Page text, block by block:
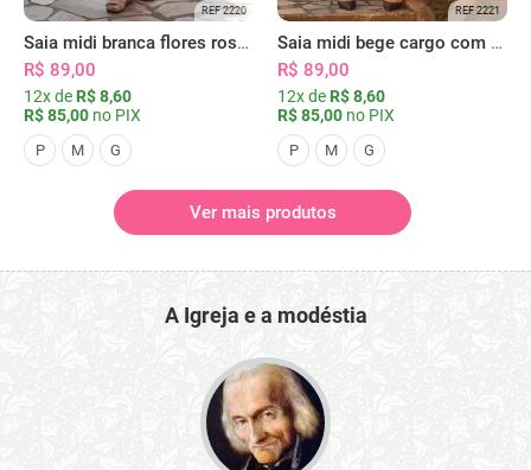
REF 2220
Saia midi branca flores rosas com bolsos
R$ 89,00
12x de R$ 8,60
R$ 85,00 no PIX
P M G
REF 2221
Saia midi bege cargo com bolsos
R$ 89,00
12x de R$ 8,60
R$ 85,00 no PIX
P M G
Ver mais produtos
A Igreja e a modéstia